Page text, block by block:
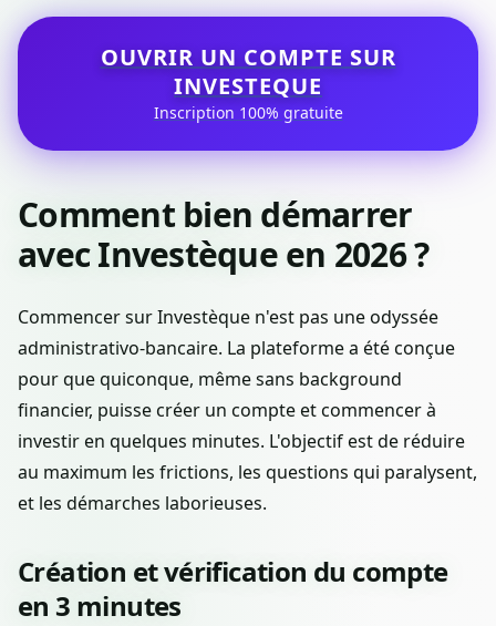
OUVRIR UN COMPTE SUR
INVESTEQUE
Inscription 100% gratuite
Comment bien démarrer
avec Investèque en 2026 ?
Commencer sur Investèque n'est pas une odyssée
administrativo-bancaire. La plateforme a été conçue
pour que quiconque, même sans background
financier, puisse créer un compte et commencer à
investir en quelques minutes. L'objectif est de réduire
au maximum les frictions, les questions qui paralysent,
et les démarches laborieuses.
Création et vérification du compte
en 3 minutes